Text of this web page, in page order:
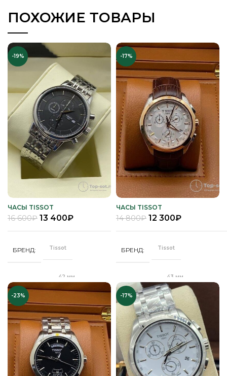
ПОХОЖИЕ ТОВАРЫ
-19%
ЧАСЫ TISSOT
16 600₽ 13 400₽
БРЕНД Tissot
42 мм
ЗАСТЕЖКА "Бабочка"
КОРПУС
Качественная
часовая сталь
МЕХАНИЗМ Кварц
-17%
ЧАСЫ TISSOT
14 800₽ 12 300₽
БРЕНД Tissot
43 мм
ЗАСТЕЖКА Клипса
КОРПУС
Качественная
часовая сталь
МЕХАНИЗМ Кварц
-23% -17%